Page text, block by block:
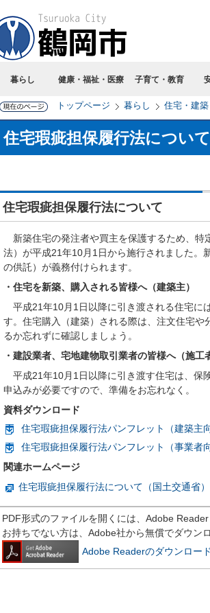
暮らし 健康・福祉・医療 子育て・教育
トップページ 暮らし 住宅・建築
住宅瑕疵担保履行法について
住宅瑕疵担保履行法について
新築住宅の発注者や買主を保護するため、特
法）が平成21年10月1日から施行されました。
の供託）が義務付けられます。
・住宅を新築、購入される皆様へ（建築主）
平成21年10月1日以降に引き渡される住宅に
す。住宅購入（建築）される際は、注文住宅
るか忘れずに確認しましょう。
・建設業者、宅地建物取引業者の皆様へ（施工
平成21年10月1日以降に引き渡す住宅は、保
申込みが必要ですので、準備をお忘れなく。
資料ダウンロード
住宅瑕疵担保履行法パンフレット（建築主
住宅瑕疵担保履行法パンフレット（事業者
関連ホームページ
住宅瑕疵担保履行法について（国土交通省）
PDF形式のファイルを開くには、Adobe
お持ちでない方は、Adobe社から無償でダウン
Adobe Readerのダウンロー